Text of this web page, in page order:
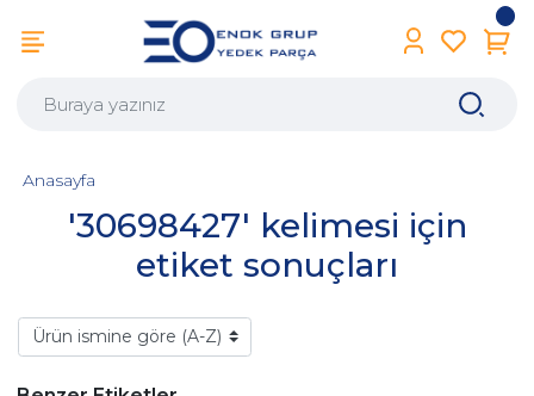
'30698427' kelimesi için
etiket sonuçları
Anasayfa